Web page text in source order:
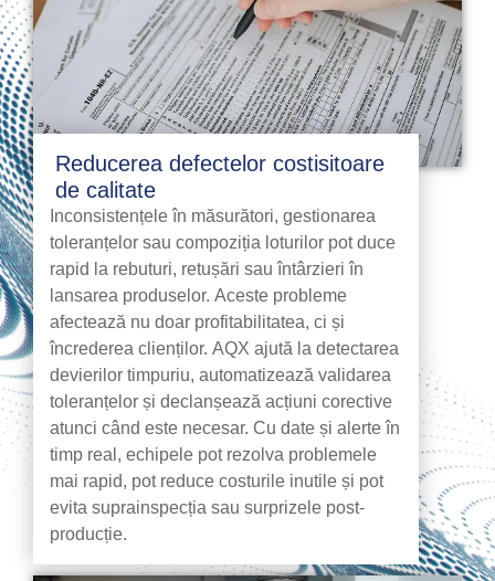
Reducerea defectelor costisitoare
de calitate
Inconsistențele în măsurători, gestionarea
toleranțelor sau compoziția loturilor pot duce
rapid la rebuturi, retușări sau întârzieri în
lansarea produselor. Aceste probleme
afectează nu doar profitabilitatea, ci și
încrederea clienților. AQX ajută la detectarea
devierilor timpuriu, automatizează validarea
toleranțelor și declanșează acțiuni corective
atunci când este necesar. Cu date și alerte în
timp real, echipele pot rezolva problemele
mai rapid, pot reduce costurile inutile și pot
evita suprainspecția sau surprizele post-
producție.